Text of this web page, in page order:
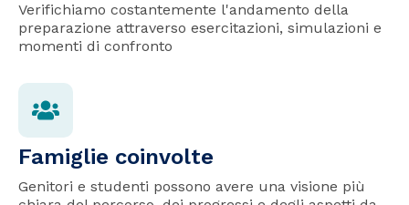
Verifichiamo costantemente l'andamento della
preparazione attraverso esercitazioni, simulazioni e
momenti di confronto
Famiglie coinvolte
Genitori e studenti possono avere una visione più